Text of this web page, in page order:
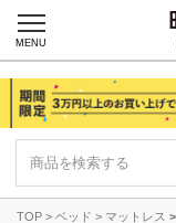
MENU
TOP ベッド マットレス